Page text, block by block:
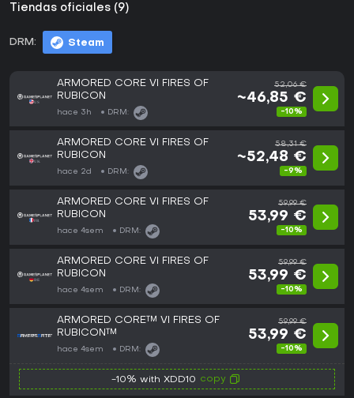
Tiendas oficiales (9)
DRM: Steam
ARMORED CORE VI FIRES OF
RUBICON
hace 3h DRM:
52,06 €
~46,85 €
-10%
ARMORED CORE VI FIRES OF
RUBICON
hace 2d DRM:
58,31 €
~52,48 €
-9%
ARMORED CORE VI FIRES OF
RUBICON
hace 4sem DRM:
59,99 €
53,99 €
-10%
ARMORED CORE VI FIRES OF
RUBICON
hace 4sem DRM:
59,99 €
53,99 €
-10%
ARMORED CORE™ VI FIRES OF
RUBICON™
hace 4sem DRM:
59,99 €
53,99 €
-10%
-10% with XDD10 copy